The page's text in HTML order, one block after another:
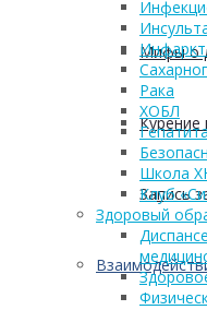
Мифы о
Курение
Запись
Рака
ХОБЛ
Школа
Клуб
Здоровый